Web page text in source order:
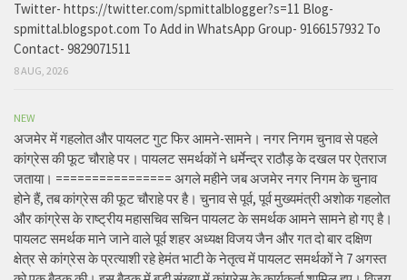
Twitter- https://twitter.com/spmittalblogger?s=11 Blog-
spmittal.blogspot.com To Add in WhatsApp Group- 9166157932 To
Contact- 9829071511
8 AUG, 2026
NEW
अजमेर में गहलोत और पायलट गुट फिर आमने-सामने। नगर निगम चुनाव से पहले
कांग्रेस की फूट चौराहे पर। पायलट समर्थकों ने धर्मेन्द्र राठौड़ के दखल पर ऐतराज
जताया। ================ अगले महीने जब अजमेर नगर निगम के चुनाव
होने हैं, तब कांग्रेस की फूट चौराहे पर है। चुनाव से पूर्व, पूर्व मुख्यमंत्री अशोक गहलोत
और कांग्रेस के राष्ट्रीय महासचिव सचिन पायलट के समर्थक आमने सामने हो गए है।
पायलट समर्थक माने जाने वाले पूर्व शहर अध्यक्ष विजय जैन और गत दो बार दक्षिण
क्षेत्र से कांग्रेस के प्रत्याशी रहे हेमंत भाटी के नेतृत्व में पायलट समर्थकों ने 7 अगस्त